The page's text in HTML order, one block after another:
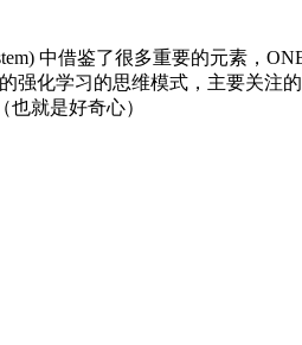
中借鉴了很多重要的元素，
强化学习的思维模式，主要关注
就是好奇心）